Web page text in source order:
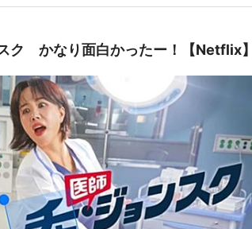
ク かなり面白かったー！【Netflix】